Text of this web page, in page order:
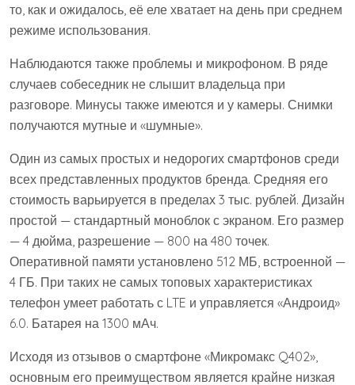
то, как и ожидалось, её еле хватает на день при среднем
режиме использования.
Наблюдаются также проблемы и микрофоном. В ряде
случаев собеседник не слышит владельца при
разговоре. Минусы также имеются и у камеры. Снимки
получаются мутные и «шумные».
Один из самых простых и недорогих смартфонов среди
всех представленных продуктов бренда. Средняя его
стоимость варьируется в пределах 3 тыс. рублей. Дизайн
простой — стандартный моноблок с экраном. Его размер
— 4 дюйма, разрешение — 800 на 480 точек.
Оперативной памяти установлено 512 МБ, встроенной —
4 ГБ. При таких не самых топовых характеристиках
телефон умеет работать с LTE и управляется «Андроид»
6.0. Батарея на 1300 мАч.
Исходя из отзывов о смартфоне «Микромакс Q402»,
основным его преимуществом является крайне низкая